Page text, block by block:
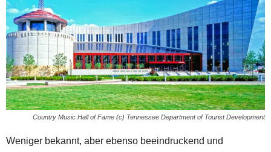
Country Music Hall of Fame (c) Tennessee Department of Tourist Development
Weniger bekannt, aber ebenso beeindruckend und